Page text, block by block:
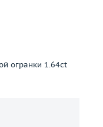
огранки 1.64ct